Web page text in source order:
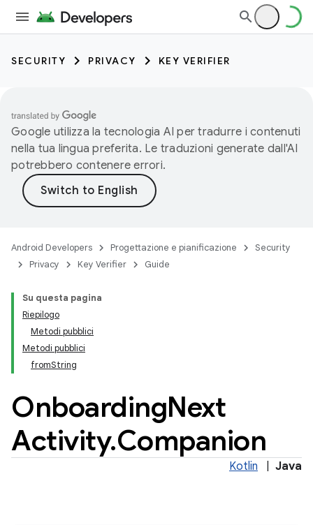
SECURITY PRIVACY KEY VERIFIER
Google utilizza la tecnologia AI per tradurre i contenuti
nella tua lingua preferita. Le traduzioni generate dall'AI
potrebbero contenere errori.
Android Developers Progettazione e pianificazione
Security
Privacy
Key Verifier Guide
Su questa pagina
Riepilogo
Metodi pubblici
Metodi pubblici
fromString
OnboardingNext
Activity.Companion
Kotlin Java